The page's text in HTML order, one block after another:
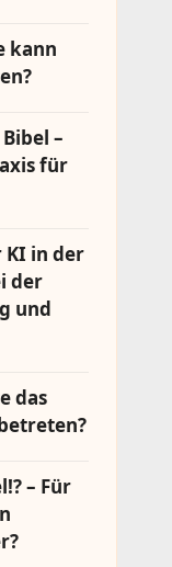
kann
–
für
KI in der
der
und
das
– Für